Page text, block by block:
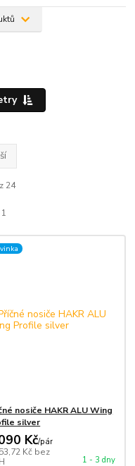
24
nosiče HAKR ALU Wing
silver
Kč/pár
Kč bez
1 - 3 dny